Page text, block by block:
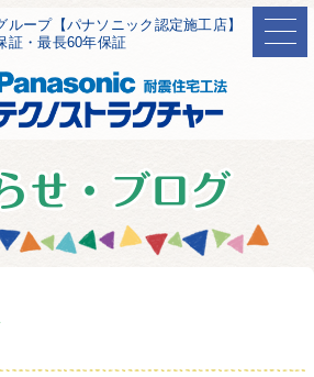
ープ【パナソニック認定施工店】
証・最長60年保証